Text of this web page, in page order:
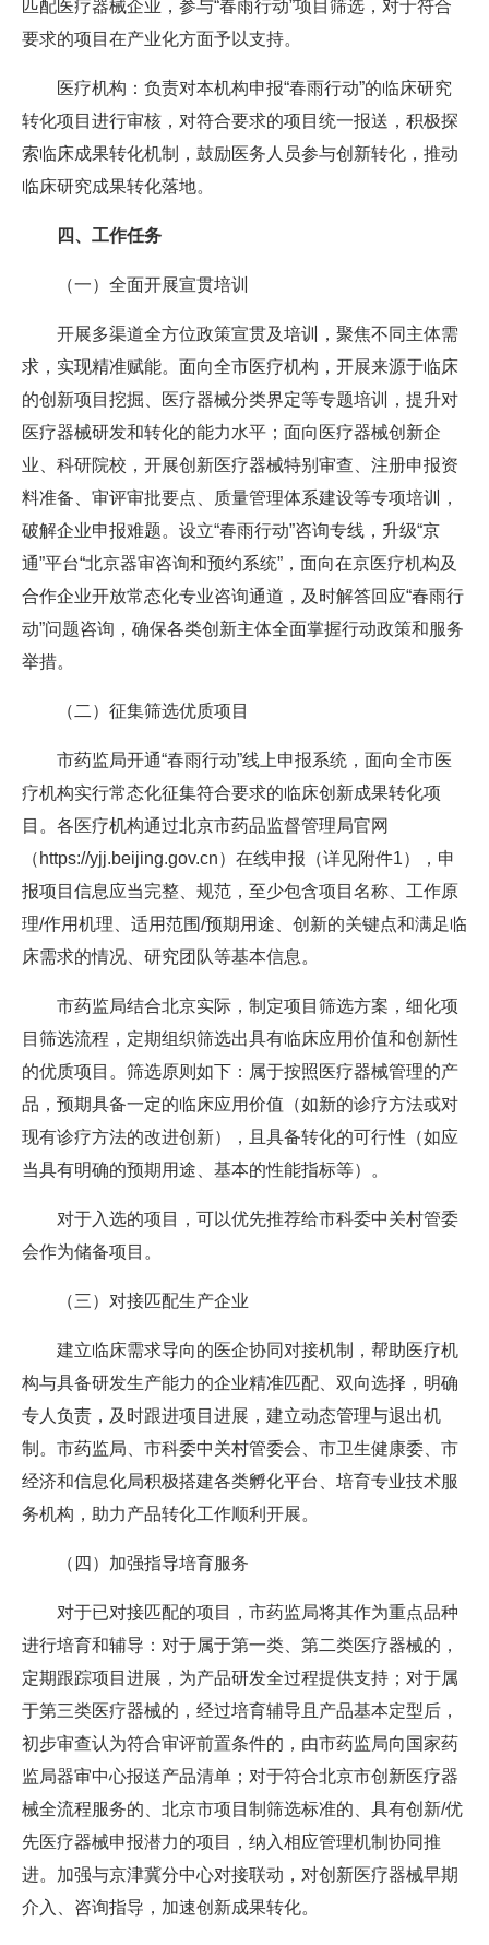
匹配医疗器械企业，参与“春雨行动”项目筛选，对于符合
要求的项目在产业化方面予以支持。
医疗机构：负责对本机构申报“春雨行动”的临床研究
转化项目进行审核，对符合要求的项目统一报送，积极探
索临床成果转化机制，鼓励医务人员参与创新转化，推动
临床研究成果转化落地。
四、工作任务
（一）全面开展宣贯培训
开展多渠道全方位政策宣贯及培训，聚焦不同主体需
求，实现精准赋能。面向全市医疗机构，开展来源于临床
的创新项目挖掘、医疗器械分类界定等专题培训，提升对
医疗器械研发和转化的能力水平；面向医疗器械创新企
业、科研院校，开展创新医疗器械特别审查、注册申报资
料准备、审评审批要点、质量管理体系建设等专项培训，
破解企业申报难题。设立“春雨行动”咨询专线，升级“京
通”平台“北京器审咨询和预约系统”，面向在京医疗机构及
合作企业开放常态化专业咨询通道，及时解答回应“春雨行
动”问题咨询，确保各类创新主体全面掌握行动政策和服务
举措。
（二）征集筛选优质项目
市药监局开通“春雨行动”线上申报系统，面向全市医
疗机构实行常态化征集符合要求的临床创新成果转化项
目。各医疗机构通过北京市药品监督管理局官网
（https://yjj.beijing.gov.cn）在线申报（详见附件1），申
报项目信息应当完整、规范，至少包含项目名称、工作原
理/作用机理、适用范围/预期用途、创新的关键点和满足临
床需求的情况、研究团队等基本信息。
市药监局结合北京实际，制定项目筛选方案，细化项
目筛选流程，定期组织筛选出具有临床应用价值和创新性
的优质项目。筛选原则如下：属于按照医疗器械管理的产
品，预期具备一定的临床应用价值（如新的诊疗方法或对
现有诊疗方法的改进创新），且具备转化的可行性（如应
当具有明确的预期用途、基本的性能指标等）。
对于入选的项目，可以优先推荐给市科委中关村管委
会作为储备项目。
（三）对接匹配生产企业
建立临床需求导向的医企协同对接机制，帮助医疗机
构与具备研发生产能力的企业精准匹配、双向选择，明确
专人负责，及时跟进项目进展，建立动态管理与退出机
制。市药监局、市科委中关村管委会、市卫生健康委、市
经济和信息化局积极搭建各类孵化平台、培育专业技术服
务机构，助力产品转化工作顺利开展。
（四）加强指导培育服务
对于已对接匹配的项目，市药监局将其作为重点品种
进行培育和辅导：对于属于第一类、第二类医疗器械的，
定期跟踪项目进展，为产品研发全过程提供支持；对于属
于第三类医疗器械的，经过培育辅导且产品基本定型后，
初步审查认为符合审评前置条件的，由市药监局向国家药
监局器审中心报送产品清单；对于符合北京市创新医疗器
械全流程服务的、北京市项目制筛选标准的、具有创新/优
先医疗器械申报潜力的项目，纳入相应管理机制协同推
进。加强与京津冀分中心对接联动，对创新医疗器械早期
介入、咨询指导，加速创新成果转化。